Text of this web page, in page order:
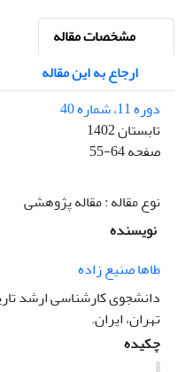
مشخصات مقاله
ارجاع به این مقاله
دوره 11، شماره 40
تابستان 1402
صفحه55-64
نوع مقاله : مقاله پژوهشی
نویسنده
طاها صنیع زاده
دانشجوی کارشناسی ارشد
تهران، ایران.
چکیده